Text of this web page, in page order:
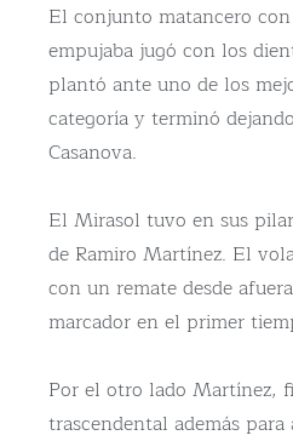
El conjunto matancero
empujaba jugó con los
plantó ante uno de los
categoría y terminó
Casanova.
El Mirasol tuvo en sus
de Ramiro Martínez. El
con un remate desde
marcador en el primer
Por el otro lado Martínez,
trascendental además